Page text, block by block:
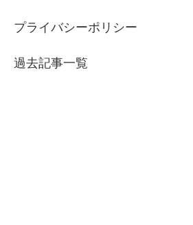
プライバシーポリシー
過去記事一覧